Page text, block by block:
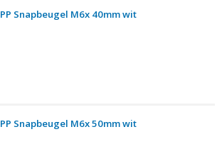
PP Snapbeugel M6x 40mm wit
PP Snapbeugel M6x 50mm wit